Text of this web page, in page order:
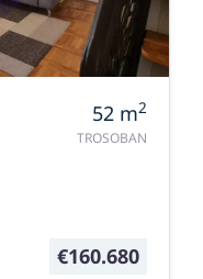
52 m2
TROSOBAN
€160.680